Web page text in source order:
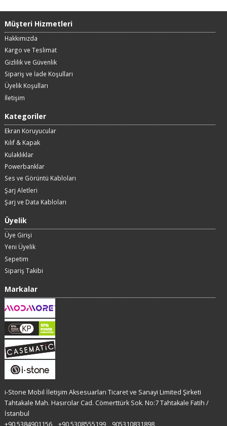
Müşteri Hizmetleri
Hakkımızda
Kargo ve Teslimat
Gizlilik ve Güvenlik
Sipariş ve İade Koşulları
Üyelik Koşulları
İletişim
Kategoriler
Ekran Koruyucular
Kılıf & Kapak
Kulaklıklar
Powerbanklar
Ses ve Görüntü Kabloları
Şarj Aletleri
Şarj ve Data Kabloları
Üyelik
Üye Girişi
Yeni Üyelik
Sepetim
Sipariş Takibi
Markalar
i-Stone Mobil İletişim Aksesuarları Ticaret ve Sanayi Limited Şirketi
Tahtakale Mah. Hasırcılar Cad. Cömerttürk Sok. No:7 Tahtakale Fatih /
İstanbul